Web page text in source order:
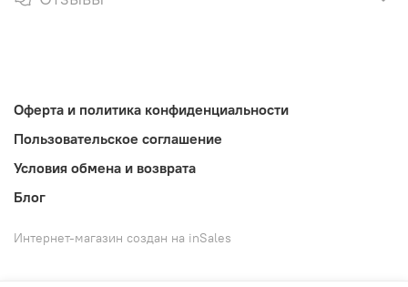
Оферта и политика конфиденциальности
Пользовательское соглашение
Условия обмена и возврата
Блог
Интернет-магазин создан на inSales